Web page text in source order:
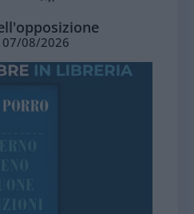
07/08/2026